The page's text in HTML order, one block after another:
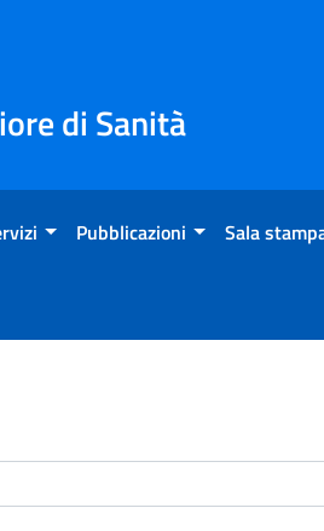
di Sanità
Pubblicazioni Sala